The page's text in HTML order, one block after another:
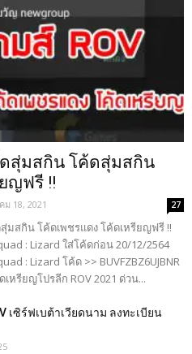
ดสุ่มสกิน โค้ดสุ่มสกิน
ญฟรี !!
ม 18, 2021 27
มสกิน โค้ดเพชรแดง โค้ดเหรียญฟรี !!
: Lizard ใส่โค้ดก่อน 20/12/2564
: Lizard โค้ด >> BUVFZBZ6UJBNR
รียญโปรลีก ROV 2021 ด่วน...
เซิร์ฟเบต้าเวียดนาม ลงทะเบียน